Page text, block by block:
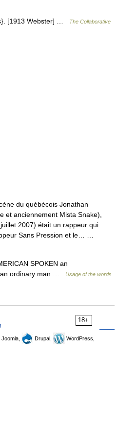
[1913 Webster] …
The Collaborative
du québécois Jonathan
et anciennement Mista Snake),
2007) était un rappeur qui
Sans Pression et le… …
SPOKEN an
an ordinary man …
Usage of the words
18+
Joomla, Drupal,
WordPress,